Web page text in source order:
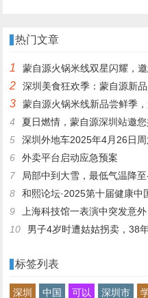
热门文章
1 蒙自源火锅米线双星闪耀，
2 深圳美食狂欢季：蒙自源新
3
蒙自源火锅米线新品尝鲜季
4
夏日燃情，蒙自源深圳站邀您
5
深圳外地车2025年4月26日
6
外卖平台启动应急预案
7
局部中到大雪，最低气温降至-13℃，
8
和熙论坛·2025第十届健康
9
上海科技馆一表演中突发意
10
男子4岁时遭姑姑拐卖，38年后终回家认
标签列表
深圳 中国 可以 深圳市